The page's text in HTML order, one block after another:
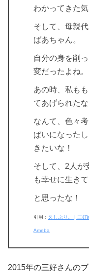
わかってきた気
そして、母親
ばあちゃん。
自分の身を削
変だったよね。
あの時、私も
てあげられたな
なんて、色々
ぱいになった
きたいな！
そして、2人が
も幸せに生きて
と思ったな！
引用： 久しぶり。 | 三好
Ameba
2015年の三好さんのブ